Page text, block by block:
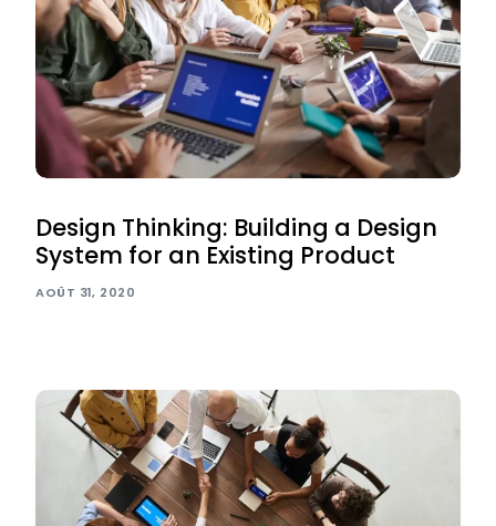
Design Thinking: Building a Design
System for an Existing Product
AOÛT 31, 2020